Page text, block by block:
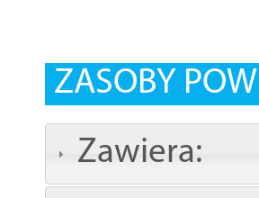
ZASOBY
Zawiera: